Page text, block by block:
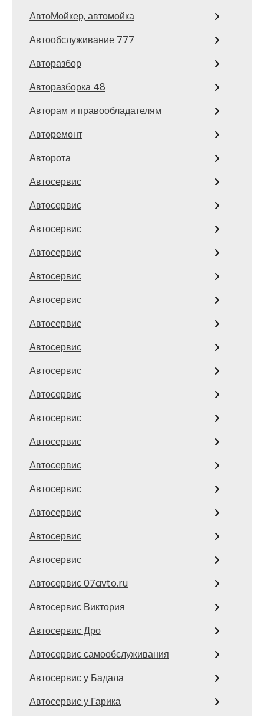
АвтоМойкер, автомойка
Автообслуживание 777
Авторазбор
Авторазборка 48
Авторам и правообладателям
Авторемонт
Авторота
Автосервис
Автосервис
Автосервис
Автосервис
Автосервис
Автосервис
Автосервис
Автосервис
Автосервис
Автосервис
Автосервис
Автосервис
Автосервис
Автосервис
Автосервис
Автосервис
Автосервис
Автосервис 07avto.ru
Автосервис Виктория
Автосервис Дро
Автосервис самообслуживания
Автосервис у Бадала
Автосервис у Гарика